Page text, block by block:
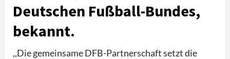
Deutschen Fußball-Bundes,
bekannt.
,,Die gemeinsame DFB-Partnerschaft setzt die